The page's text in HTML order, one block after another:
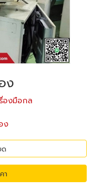
ง
องมือกล
ง
ด
า